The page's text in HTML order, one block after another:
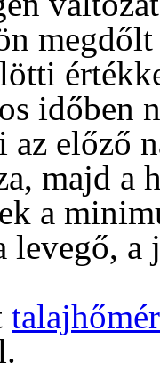
időben
az előző
majd a
a
levegő,